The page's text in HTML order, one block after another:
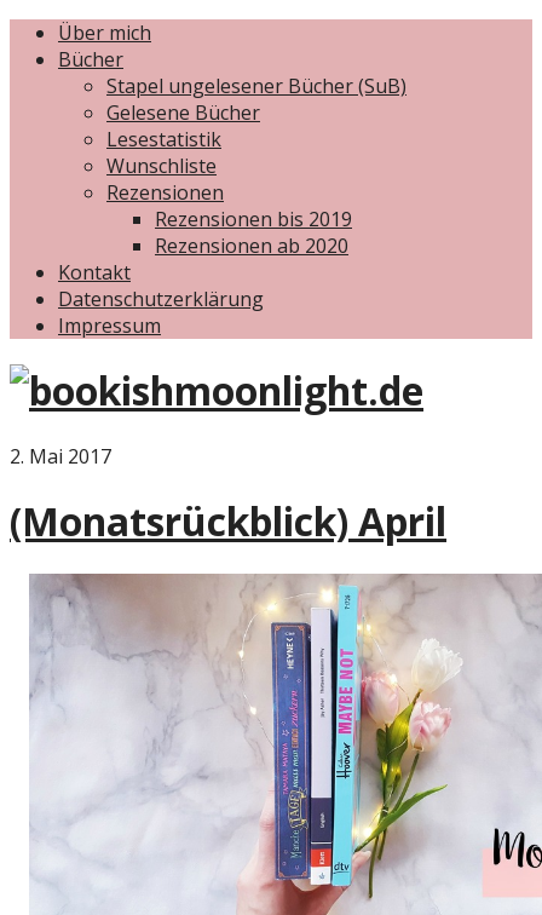
Über mich
Bücher
Stapel ungelesener Bücher (SuB)
Gelesene Bücher
Lesestatistik
Wunschliste
Rezensionen
Rezensionen bis 2019
Rezensionen ab 2020
Kontakt
Datenschutzerklärung
Impressum
2. Mai 2017
(Monatsrückblick) April